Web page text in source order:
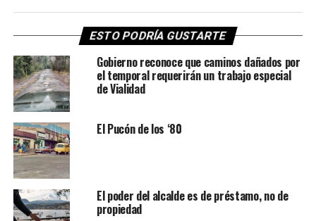
ESTO PODRÍA GUSTARTE
Gobierno reconoce que caminos dañados por
el temporal requerirán un trabajo especial
de Vialidad
El Pucón de los ‘80
El poder del alcalde es de préstamo, no de
propiedad